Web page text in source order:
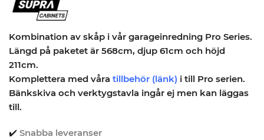
Kombination av skåp i vår garageinredning Pro Series.
Längd på paketet är 568cm, djup 61cm och höjd
211cm.
Komplettera med våra tillbehör (länk) i till Pro serien.
Bänkskiva och verktygstavla ingår ej men kan läggas
till.
✔️ Snabba leveranser